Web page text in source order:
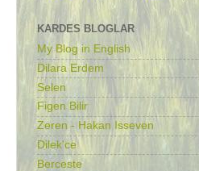
KARDES BLOGLAR
My Blog in English
Dilara Erdem
Selen
Figen Bilir
Zeren - Hakan Isseven
Dilek'ce
Berceste